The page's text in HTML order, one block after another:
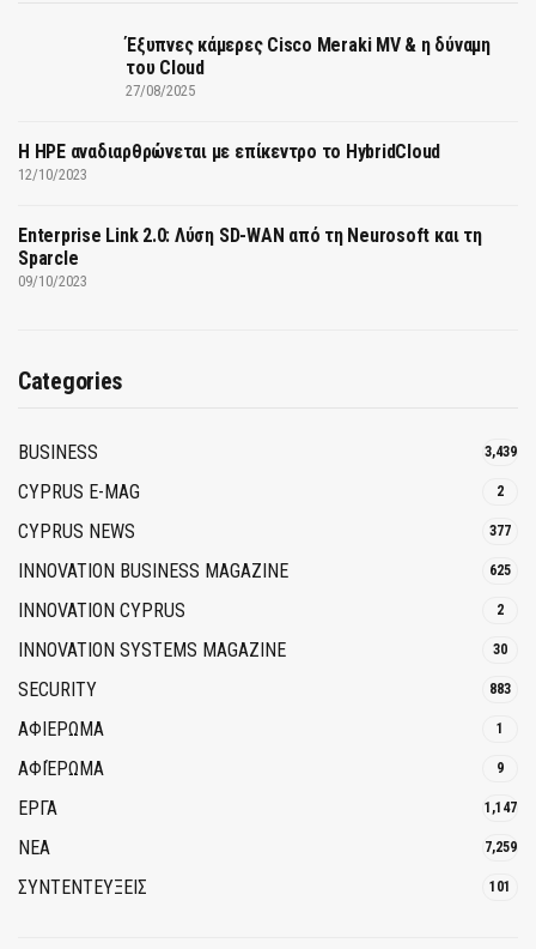
Έξυπνες κάμερες Cisco Meraki MV & η δύναμη
του Cloud
27/08/2025
H HPE αναδιαρθρώνεται με επίκεντρο το HybridCloud
12/10/2023
Enterprise Link 2.0: Λύση SD-WAN από τη Neurosoft και τη
Sparcle
09/10/2023
Categories
BUSINESS 3,439
CYPRUS E-MAG 2
CYPRUS NEWS 377
INNOVATION BUSINESS MAGAZINE 625
INNOVATION CYPRUS 2
INNOVATION SYSTEMS MAGAZINE 30
SECURITY 883
ΑΦΙΕΡΩΜΑ 1
ΑΦΙΈΡΩΜΑ 9
ΕΡΓΑ 1,147
ΝΕΑ 7,259
ΣΥΝΤΕΝΤΕΥΞΕΙΣ 101